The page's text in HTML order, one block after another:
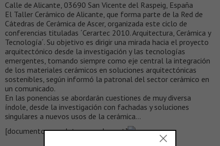
Calle de Alicante, 03690 San Vicente del Raspeig, España
El Taller Cerámico de Alicante, que forma parte de la Red de
Cátedras de Cerámica de Ascer, organizada este ciclo de
conferencias tituladas ´Cerartec 2010. Arquitectura, Cerámica y
Tecnología´. Su objetivo es dirigir una mirada hacia el proyecto
arquitectónico desde la investigación y las tecnologías
emergentes, tomando siempre como eje central la integración
de los materiales cerámicos en soluciones arquitectónicas
sostenibles, según informó la patronal del sector cerámico en
un comunicado.
En las ponencias se abordarán cuestiones de muy diversa
índole, desde la investigación con fachadas y soluciones
singulares a nuevos usos de la cerámica…
[documento completo en scalae.net]